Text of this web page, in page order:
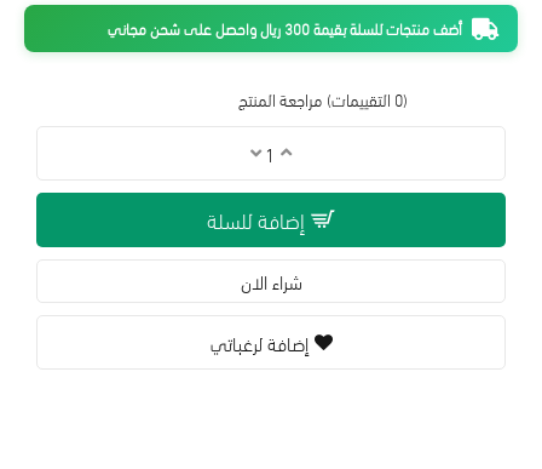
(0 التقييمات) مراجعة المنتج
أضف منتجات للسلة بقيمة 300 ريال واحصل على شحن مجاني
إضافة للسلة
شراء الان
إضافة لرغباتي